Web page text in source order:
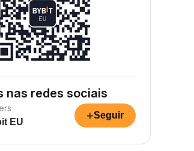
nas redes sociais
EU
+Seguir